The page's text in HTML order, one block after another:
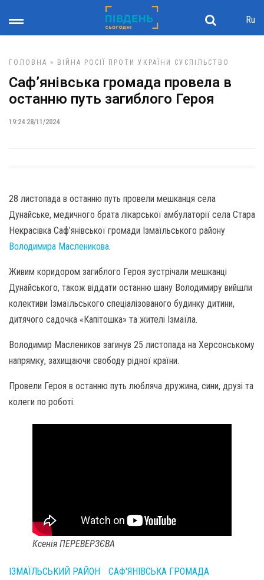
Ru
ГОЛОВНА » ВІЙНА РОСІЇ ПРОТИ УКРАЇНИ СУСПІЛЬСТВО
Саф’янівська громада провела в
останню путь загиблого Героя
19:24 28/11/2024
28 листопада в останню путь провели мешканця села
Дунайське, медичного брата лікарської амбулаторії села Стара
Некрасівка Саф’янівської громади Ізмаїльського району
Володимира Масленикова.
Живим коридором загиблого Героя зустрічали мешканці
Дунайського, також віддати останню шану Володимиру вийшли
колективи Ізмаїльського спеціалізованого будинку дитини,
дитячого садочка «Капітошка» та жителі Ізмаїла.
Володимир Маслеников загинув 25 листопада на Херсонському
напрямку, захищаючи свободу рідної країни.
Провели Героя в останню путь любляча дружина, сини, друзі та
колеги по роботі.
Ксенія ПЕРЕВЕРЗЄВА
ІЗМАЇЛЬСЬКИЙ РАЙОН САФ'ЯНІВСЬКА ГРОМАДА